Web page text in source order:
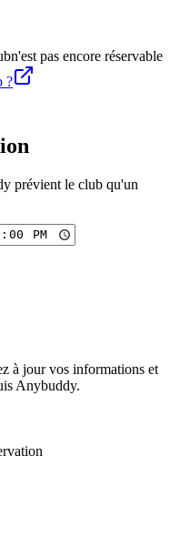
n'est pas encore réservable
?
prévient le club qu'un
à jour vos informations et
Anybuddy.